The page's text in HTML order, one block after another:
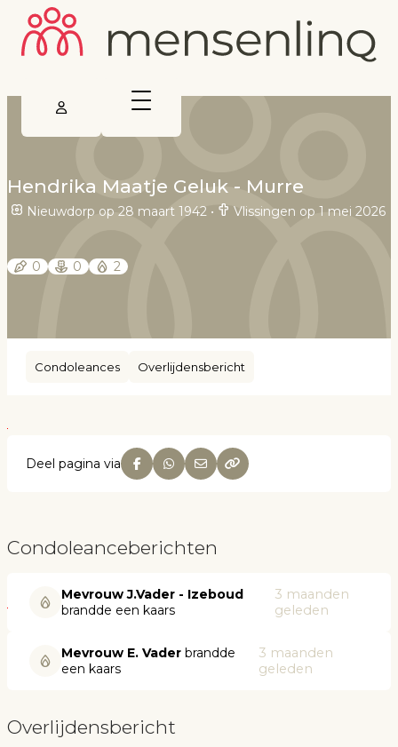
Hendrika Maatje Geluk - Murre
Nieuwdorp op 28 maart 1942 • Vlissingen op 1 mei 2026
0 0 2
Condoleances Overlijdensbericht
Deel pagina via
Condoleanceberichten
Mevrouw J.Vader - Izeboud
brandde een kaars
3 maanden
geleden
Mevrouw E. Vader brandde
een kaars
3 maanden
geleden
Overlijdensbericht